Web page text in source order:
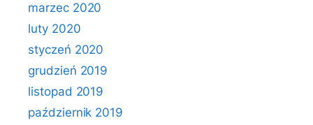
marzec 2020
luty 2020
styczeń 2020
grudzień 2019
listopad 2019
październik 2019